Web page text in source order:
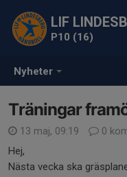
Nyheter
LIF
P10 (16)
Träningar
13 maj, 09:19
0
Hej,
Nästa vecka ska